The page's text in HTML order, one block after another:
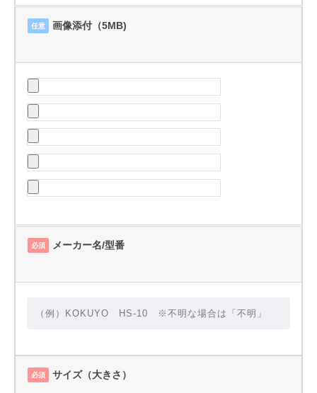
任意 画像添付（5MB)
必須 メーカー名/型番
必須 サイズ（大きさ）